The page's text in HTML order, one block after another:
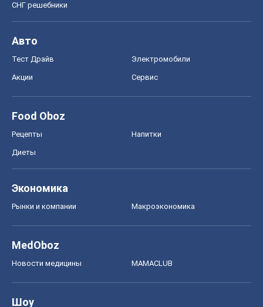
СНГ решебники
Авто
Тест Драйв Электромобили
Акции Сервис
Food Oboz
Рецепты Напитки
Диеты
Экономика
Рынки и компании Mакроэкономика
MedOboz
Новости медицины MAMACLUB
Шоу